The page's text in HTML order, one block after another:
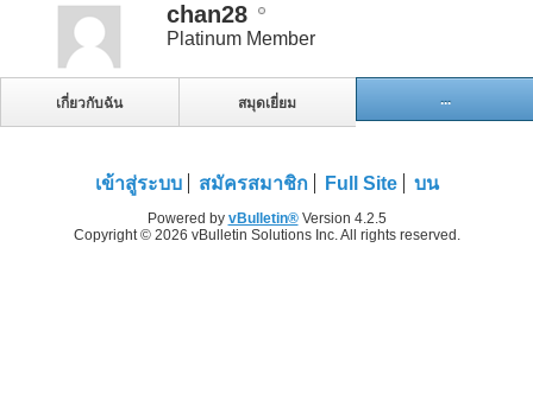
chan28
Platinum Member
เกี่ยวกับฉัน สมุดเยี่ยม ...
เข้าสู่ระบบ สมัครสมาชิก Full Site บน
Powered by vBulletin®Version 4.2.5
Copyright © 2026 vBulletin Solutions Inc. All rights reserved.